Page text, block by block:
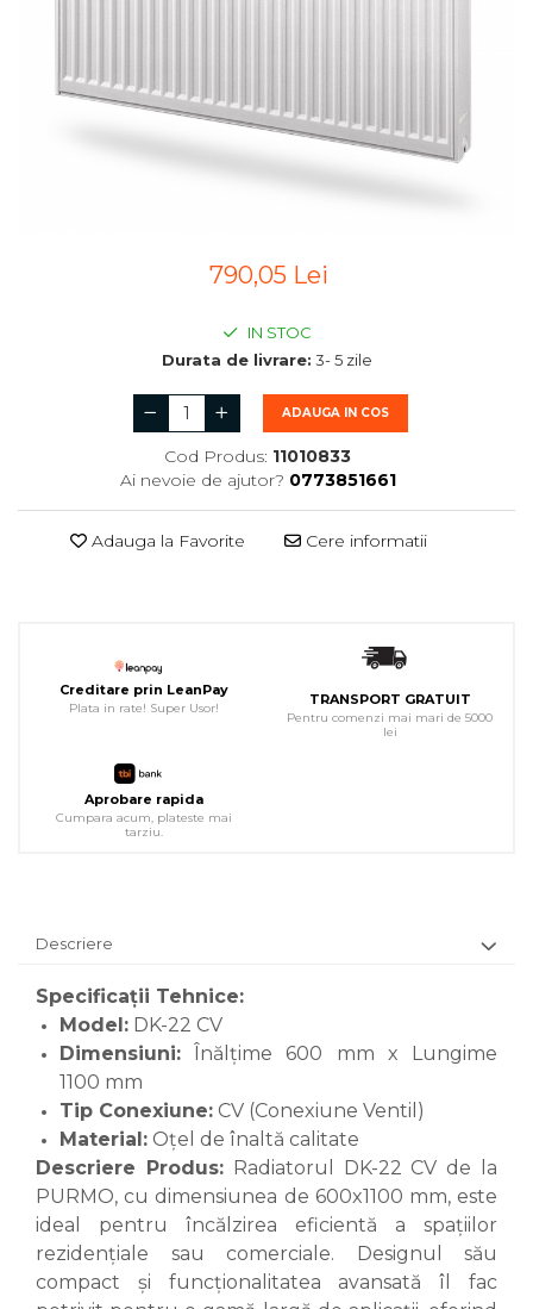
790,05 Lei
IN STOC
Durata de livrare: 3- 5 zile
ADAUGA IN COS
Cod Produs: 11010833
Ai nevoie de ajutor? 0773851661
Adauga la Favorite Cere informatii
Creditare prin LeanPay
Plata in rate! Super Usor!
TRANSPORT GRATUIT
Pentru comenzi mai mari de 5000
lei
Aprobare rapida
Cumpara acum, plateste mai
tarziu.
Descriere
Specificații Tehnice:
Model: DK-22 CV
Dimensiuni: Înălțime 600 mm x Lungime
1100 mm
Tip Conexiune: CV (Conexiune Ventil)
Material: Oțel de înaltă calitate
Descriere Produs:Radiatorul DK-22 CV de la
PURMO, cu dimensiunea de 600x1100 mm, este
ideal pentru încălzirea eficientă a spațiilor
rezidențiale sau comerciale. Designul său
compact și funcționalitatea avansată îl fac